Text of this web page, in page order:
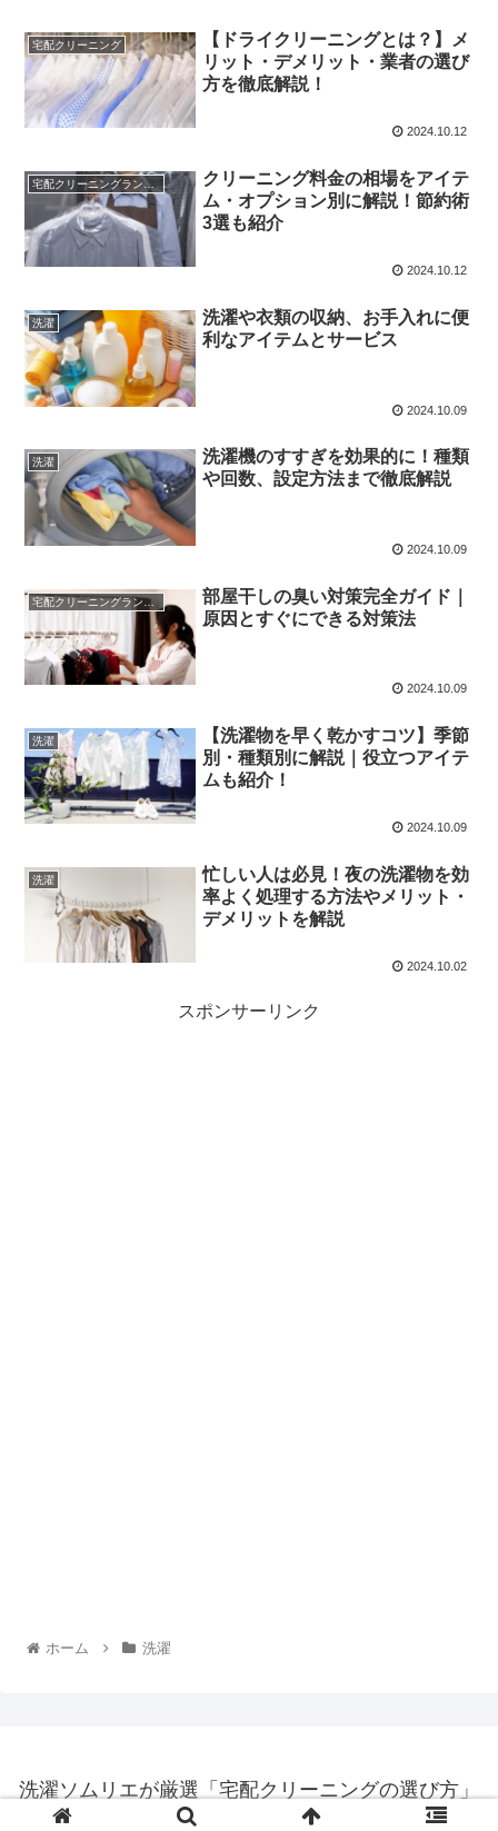
宅配クリーニング
【ドライクリーニングとは？】メ
リット・デメリット・業者の選び
方を徹底解説！
2024.10.12
宅配クリーニングランキング
クリーニング料金の相場をアイテ
ム・オプション別に解説！節約術
3選も紹介
2024.10.12
洗濯
洗濯や衣類の収納、お手入れに便
利なアイテムとサービス
2024.10.09
洗濯
洗濯機のすすぎを効果的に！種類
や回数、設定方法まで徹底解説
2024.10.09
宅配クリーニングランキング
部屋干しの臭い対策完全ガイド｜
原因とすぐにできる対策法
2024.10.09
洗濯
【洗濯物を早く乾かすコツ】季節
別・種類別に解説｜役立つアイテ
ムも紹介！
2024.10.09
洗濯
忙しい人は必見！夜の洗濯物を効
率よく処理する方法やメリット・
デメリットを解説
2024.10.02
スポンサーリンク
ホーム 洗濯
洗濯ソムリエが厳選「宅配クリーニングの選び方」
© 2024 洗濯ソムリエが厳選「宅配クリーニングの選び方」.